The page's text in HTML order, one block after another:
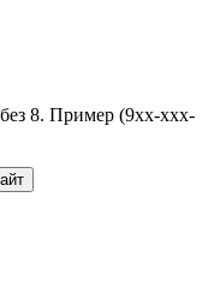
8. Пример (9хх-ххх-